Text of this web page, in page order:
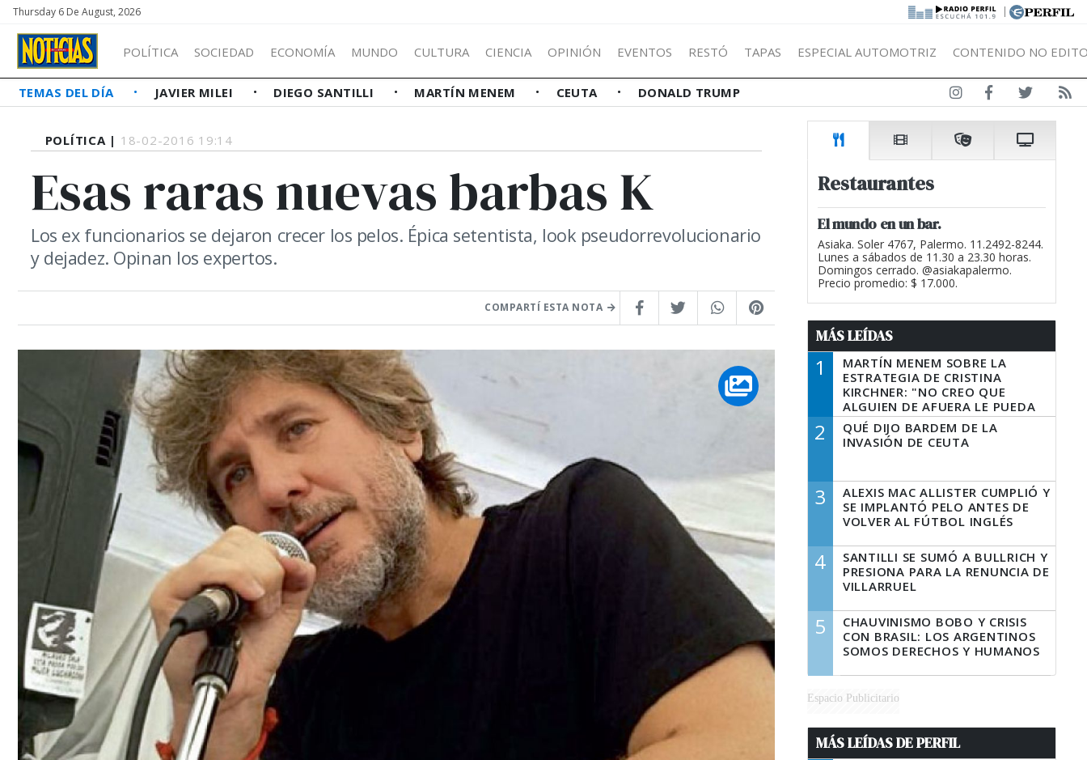
Thursday 6 De August, 2026 |
POLÍTICA SOCIEDAD ECONOMÍA MUNDO CULTURA CIENCIA OPINIÓN EVENTOS RESTÓ TAPAS ESPECIAL AUTOMOTRIZ CONTENIDO NO
TEMAS DEL DÍA JAVIER MILEI DIEGO SANTILLI MARTÍN MENEM CEUTA DONALD TRUMP
POLÍTICA | 18-02-2016 19:14
Esas raras nuevas barbas K
Los ex funcionarios se dejaron crecer los pelos. Épica setentista, look pseudorrevolucionario
y dejadez. Opinan los expertos.
COMPARTÍ ESTA NOTA
Restaurantes
El mundo en un bar.
Asiaka. Soler 4767, Palermo. 11.2492-8244.
Lunes a sábados de 11.30 a 23.30 horas.
Domingos cerrado. @asiakapalermo.
Precio promedio: $ 17.000.
MÁS LEÍDAS
1
MARTÍN MENEM SOBRE LA
ESTRATEGIA DE CRISTINA
KIRCHNER: "NO CREO QUE
ALGUIEN DE AFUERA LE PUEDA
DECIR A LA JUSTICIA LO QUE
TIENE QUE HACER"
2
QUÉ DIJO BARDEM DE LA
INVASIÓN DE CEUTA
3
ALEXIS MAC ALLISTER CUMPLIÓ Y
SE IMPLANTÓ PELO ANTES DE
VOLVER AL FÚTBOL INGLÉS
4
SANTILLI SE SUMÓ A BULLRICH Y
PRESIONA PARA LA RENUNCIA DE
VILLARRUEL
5
CHAUVINISMO BOBO Y CRISIS
CON BRASIL: LOS ARGENTINOS
SOMOS DERECHOS Y HUMANOS
Espacio Publicitario
MÁS LEÍDAS DE PERFIL